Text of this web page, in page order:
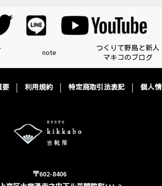
note
つくりて野島と新人
マキコのブログ
要 利用規約 特定商取引法表記 個人
〒602-8406